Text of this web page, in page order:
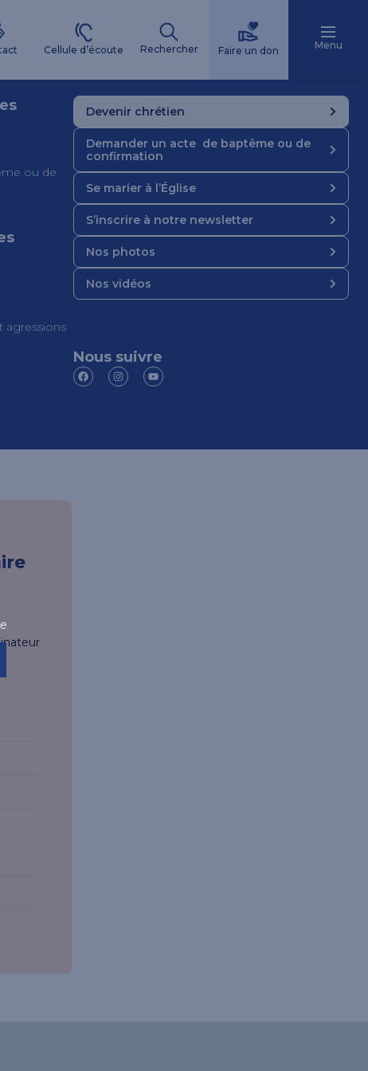
Cellule d’écoute Rechercher Faire un don Menu
ou de
agressions
Devenir chrétien
Demander un acte de baptême ou de
confirmation
Se marier à l’Église
S’inscrire à notre newsletter
Nos photos
Nos vidéos
Nous suivre